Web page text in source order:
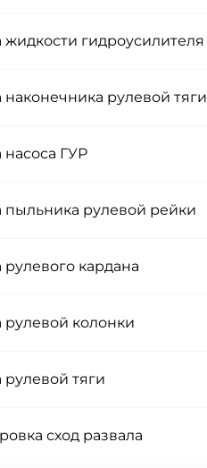
гидроусилителя
рулевой тяги
ГУР
пыльника рулевой рейки
кардана
рулевой колонки
тяги
сход развала